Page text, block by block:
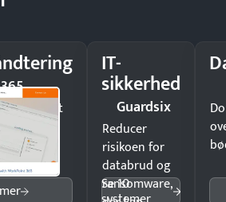
IT-
sikkerhed
Guardsix
Reducer
risikoen for
databrud og
ransomware,
Se 10